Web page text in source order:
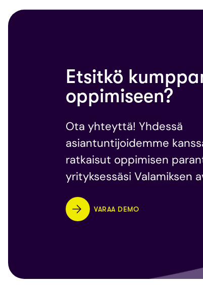
Etsitkö
oppimiseen?
Ota yhteyttä! Yhdessä
asiantuntijoidemme
ratkaisut oppimisen
yrityksessäsi Valamiksen
VARAA DEMO